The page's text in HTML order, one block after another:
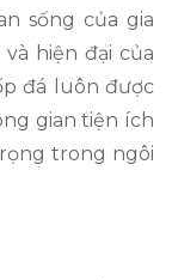
sống của gia
hiện đại của
đá luôn được
gian tiện ích
trong ngôi